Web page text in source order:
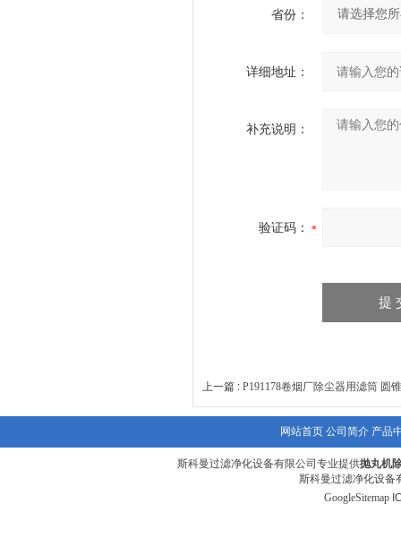
省份：
详细地址：
补充说明：
验证码：
上一篇 : P191178卷烟厂除尘器用滤筒 圆
网站首页 公司简介 产品
斯科曼过滤净化设备有限公司专业提供抛丸机
斯科曼过滤净化设备
GoogleSitemap